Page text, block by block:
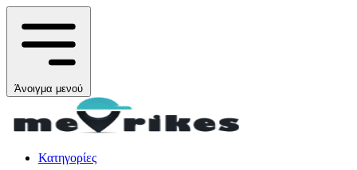
Άνοιγμα μενού
Κατηγορίες